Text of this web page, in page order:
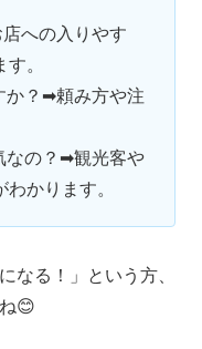
への入りやす
。
か？➡頼み方や注
なの？➡観光客や
かります。
なる！」という方、
😊